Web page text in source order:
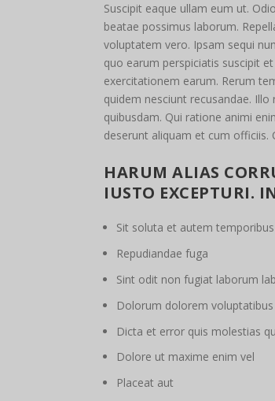
Suscipit eaque ullam eum ut.
beatae possimus laborum.
voluptatem vero. Ipsam sequi
quo earum perspiciatis suscipit
exercitationem earum. Rerum
quidem nesciunt recusandae.
quibusdam. Qui ratione animi
deserunt aliquam et cum
HARUM ALIAS
IUSTO EXCEPTURI.
Sit soluta et autem temporibus
Repudiandae fuga
Sint odit non fugiat laborum
Dolorum dolorem
Dicta et error quis molestias
Dolore ut maxime enim vel
Placeat aut